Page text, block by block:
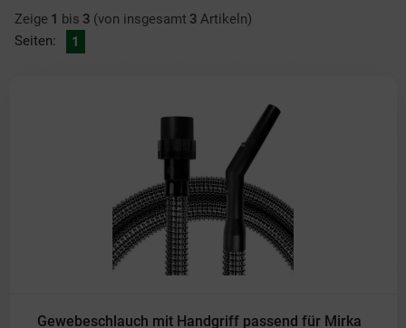
Zeige 1 bis 3 (von insgesamt 3 Artikeln)
Seiten:
1
Gewebeschlauch mit Handgriff passend für Mirka